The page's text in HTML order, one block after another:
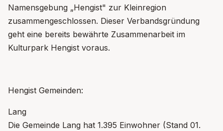
Namensgebung „Hengist" zur Kleinregion
zusammengeschlossen. Dieser Verbandsgründung
geht eine bereits bewährte Zusammenarbeit im
Kulturpark Hengist voraus.
Hengist Gemeinden:
Lang
Die Gemeinde Lang hat 1.395 Einwohner (Stand 01.